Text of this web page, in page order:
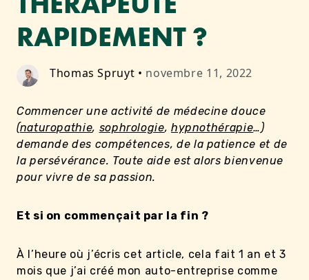
RAPIDEMENT ?
Thomas Spruyt • novembre 11, 2022
Commencer une activité de médecine douce
(naturopathie, sophrologie, hypnothérapie…)
demande des compétences, de la patience et de
la persévérance. Toute aide est alors bienvenue
pour vivre de sa passion.
Et si on commençait par la fin ?
À l’heure où j’écris cet article, cela fait 1 an et 3
mois que j’ai créé mon auto-entreprise comme